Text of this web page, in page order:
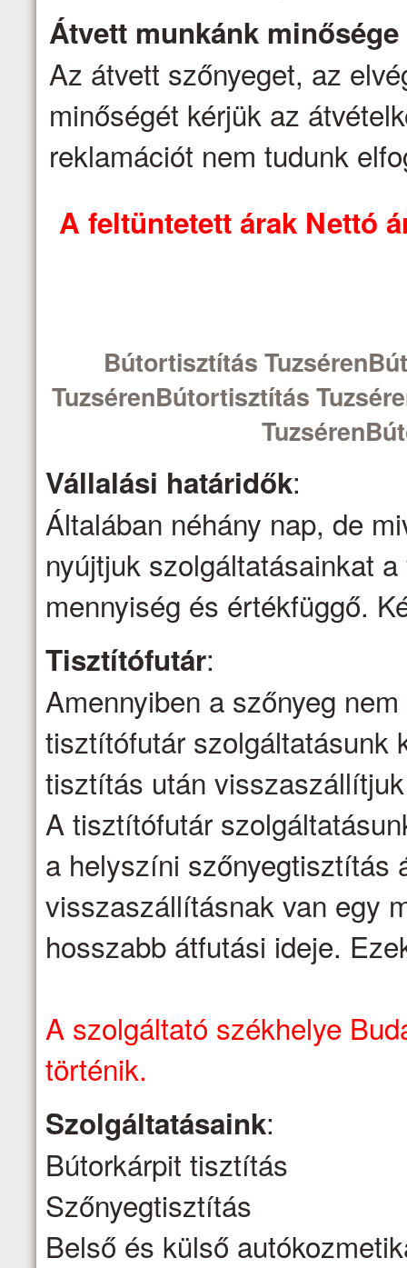
Átvett munkánk minősége
Az átvett szőnyeget, az
minőségét kérjük az
reklamációt nem tudunk
A feltüntetett árak Nettó
Bútortisztítás
TuzsérenBútortisztítás
Vállalási határidők:
Általában néhány nap, de
nyújtjuk szolgáltatásainkat
mennyiség és értékfüggő.
Tisztítófutár:
Amennyiben a szőnyeg
tisztítófutár szolgáltatásunk
tisztítás után
A tisztítófutár
a helyszíni szőnyegtisztítás
visszaszállításnak van egy
hosszabb átfutási ideje.
A szolgáltató székhelye
történik.
Szolgáltatásaink:
Bútorkárpit tisztítás
Szőnyegtisztítás
Belső és külső